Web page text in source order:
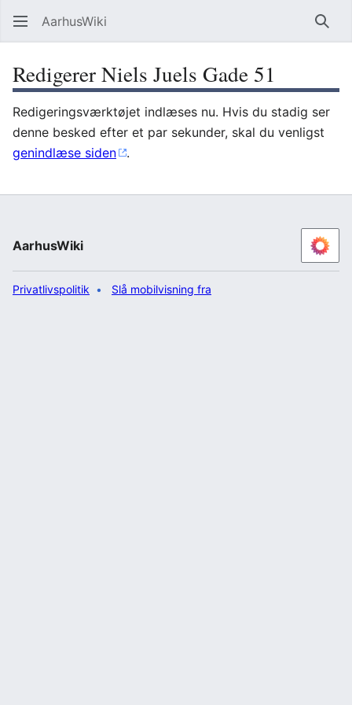
AarhusWiki Søg
Redigerer Niels Juels Gade 51
Redigeringsværktøjet indlæses nu. Hvis du stadig ser
denne besked efter et par sekunder, skal du venligst
genindlæse siden
.
AarhusWiki
Privatlivspolitik Slå mobilvisning fra